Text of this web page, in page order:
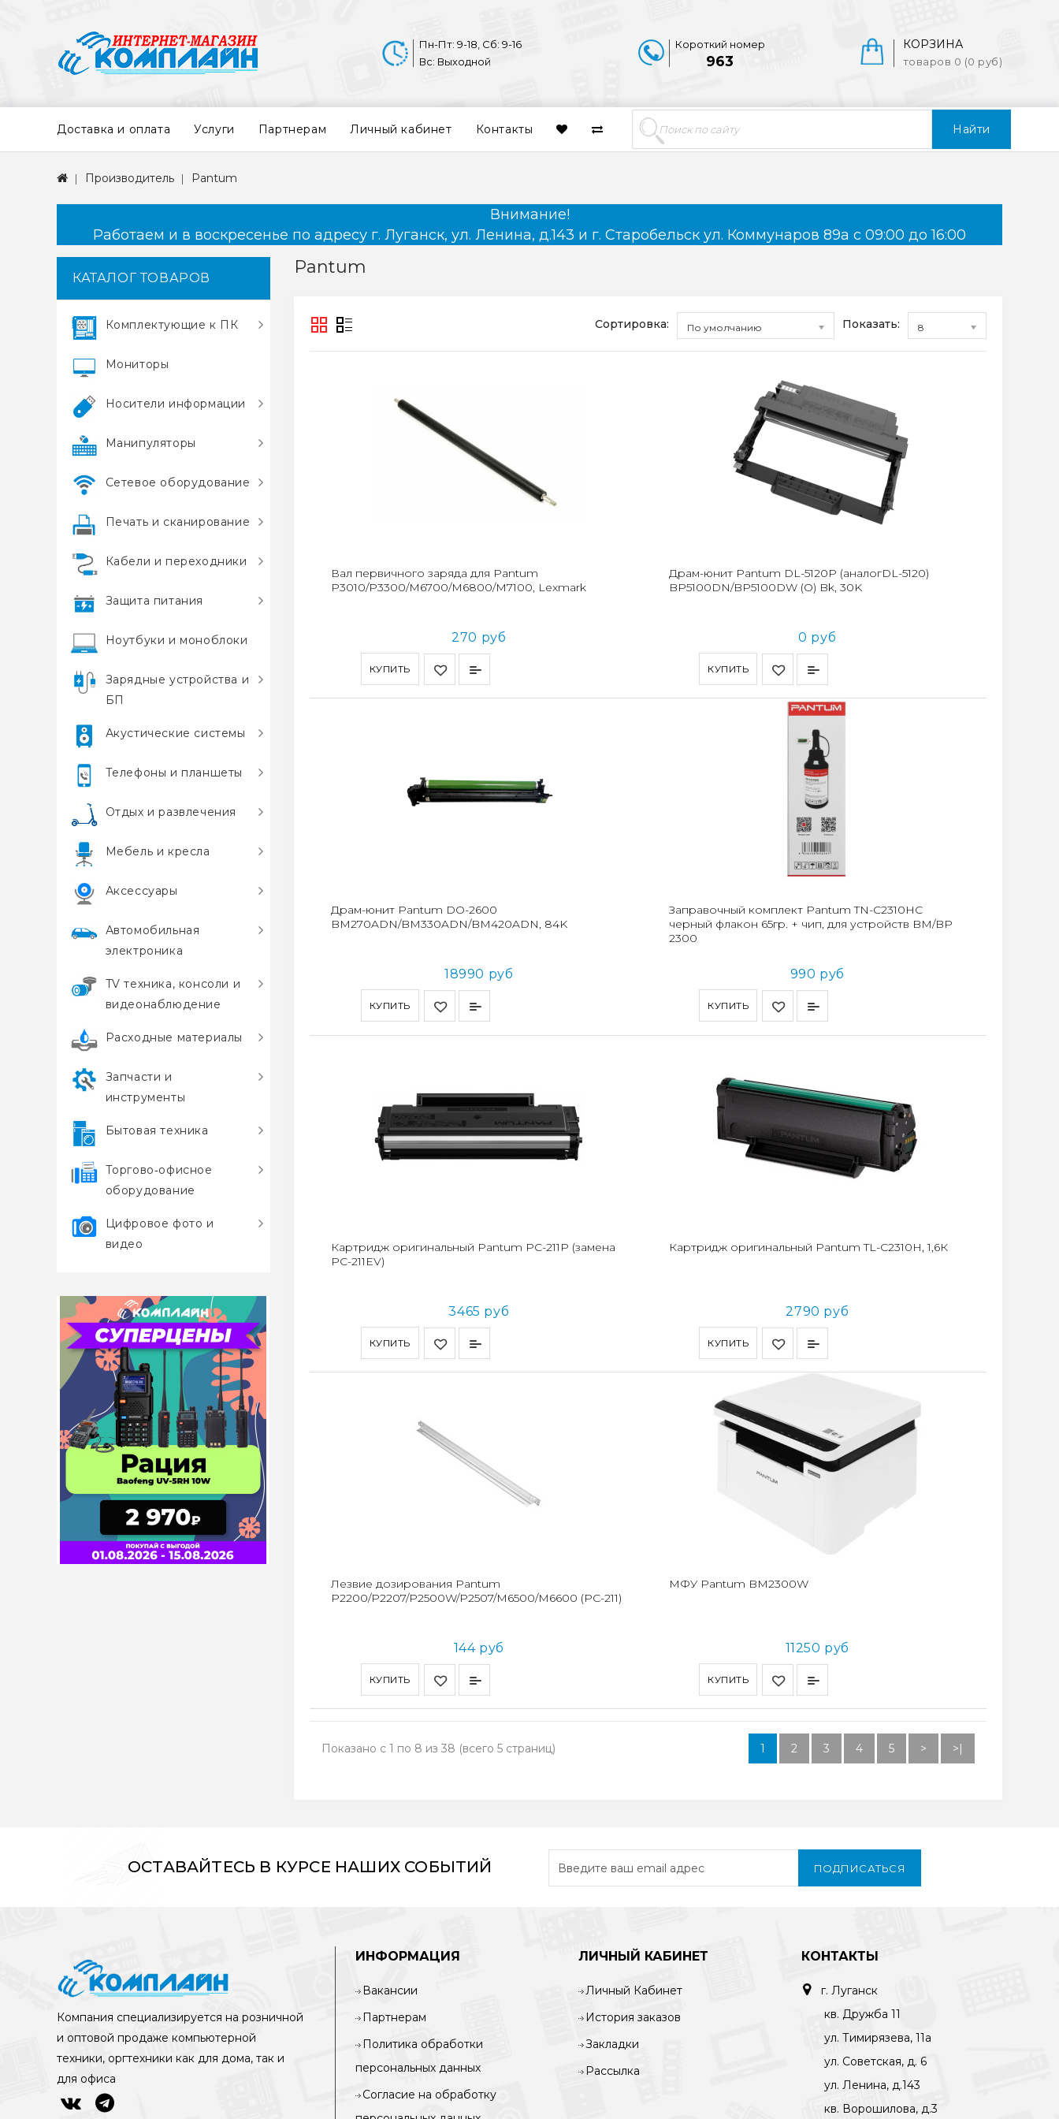
Найти
КОРЗИНА
товаров 0 (0 руб)
Короткий номер
963
Пн-Пт: 9-18, Сб: 9-16
Вс: Выходной
Доставка и оплата Услуги Партнерам Личный кабинет Контакты
Производитель Pantum
Внимание!
Работаем и в воскресенье по адресу г. Луганск, ул. Ленина, д.143 и г. Старобельск ул. Коммунаров 89а с 09:00 до 16:00
КАТАЛОГ ТОВАРОВ
Комплектующие к ПК
Мониторы
Носители информации
Манипуляторы
Сетевое оборудование
Печать и сканирование
Кабели и переходники
Защита питания
Ноутбуки и моноблоки
Зарядные устройства и
БП
Акустические системы
Телефоны и планшеты
Отдых и развлечения
Мебель и кресла
Аксессуары
Автомобильная
электроника
TV техника, консоли и
видеонаблюдение
Расходные материалы
Запчасти и
инструменты
Бытовая техника
Торгово‑офисное
оборудование
Цифровое фото и
видео
Pantum
Сортировка: По умолчанию Показать: 8
КУПИТЬ
Вал первичного заряда для Pantum
P3010/P3300/M6700/M6800/M7100, Lexmark
270 руб
КУПИТЬ
Драм-юнит Pantum DL-5120P (аналогDL-5120)
BP5100DN/BP5100DW (O) Bk, 30K
0 руб
КУПИТЬ
Драм-юнит Pantum DO-2600
BM270ADN/BM330ADN/BM420ADN, 84K
18990 руб
КУПИТЬ
Заправочный комплект Pantum TN-C2310HC
черный флакон 65гр. + чип, для устройств BM/BP
2300
990 руб
КУПИТЬ
Картридж оригинальный Pantum PC-211P (замена
PC-211EV)
3465 руб
КУПИТЬ
Картридж оригинальный Pantum TL-C2310H, 1,6К
2790 руб
КУПИТЬ
Лезвие дозирования Pantum
P2200/P2207/P2500W/P2507/M6500/M6600 (PC-211)
144 руб
КУПИТЬ
МФУ Pantum BM2300W
11250 руб
1 2 3 4 5 > >|
Показано с 1 по 8 из 38 (всего 5 страниц)
ОСТАВАЙТЕСЬ В КУРСЕ НАШИХ СОБЫТИЙ ПОДПИСАТЬСЯ
Компания специализируется на розничной
и оптовой продаже компьютерной
техники, оргтехники как для дома, так и
для офиса
ИНФОРМАЦИЯ
Вакансии
Партнерам
Политика обработки
персональных данных
Согласие на обработку
ЛИЧНЫЙ КАБИНЕТ
Личный Кабинет
История заказов
Закладки
Рассылка
КОНТАКТЫ
г. Луганск
кв. Дружба 11
ул. Тимирязева, 11а
ул. Советская, д. 6
ул. Ленина, д.143
кв. Ворошилова, д.3